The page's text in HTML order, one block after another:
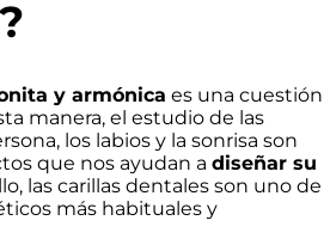
y armónica es una cuestión
manera, el estudio de las
los labios y la sonrisa son
que nos ayudan a diseñar su
las carillas dentales son uno de
más habituales y